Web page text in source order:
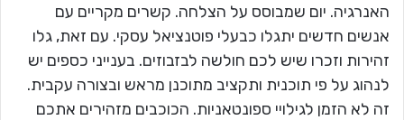
האנרגיה. יום שמבוסס על הצלחה. קשרים מקריים עם
אנשים חדשים יתגלו כבעלי פוטנציאל עסקי. עם זאת, גלו
זהירות וזכרו שיש לכם חולשה לבזבוזים. בענייני כספים יש
לנהוג על פי תוכנית ותקציב מתוכנן מראש ובצורה עקבית.
זה לא הזמן לגילויי ספונטאניות. הכוכבים מזהירים אתכם